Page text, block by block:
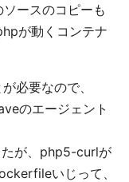
ースのコピーも
が動くコンテナ
必要なので、
のエージェント
たが、php5-curlが
いじって、